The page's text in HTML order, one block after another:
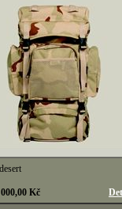
Kč